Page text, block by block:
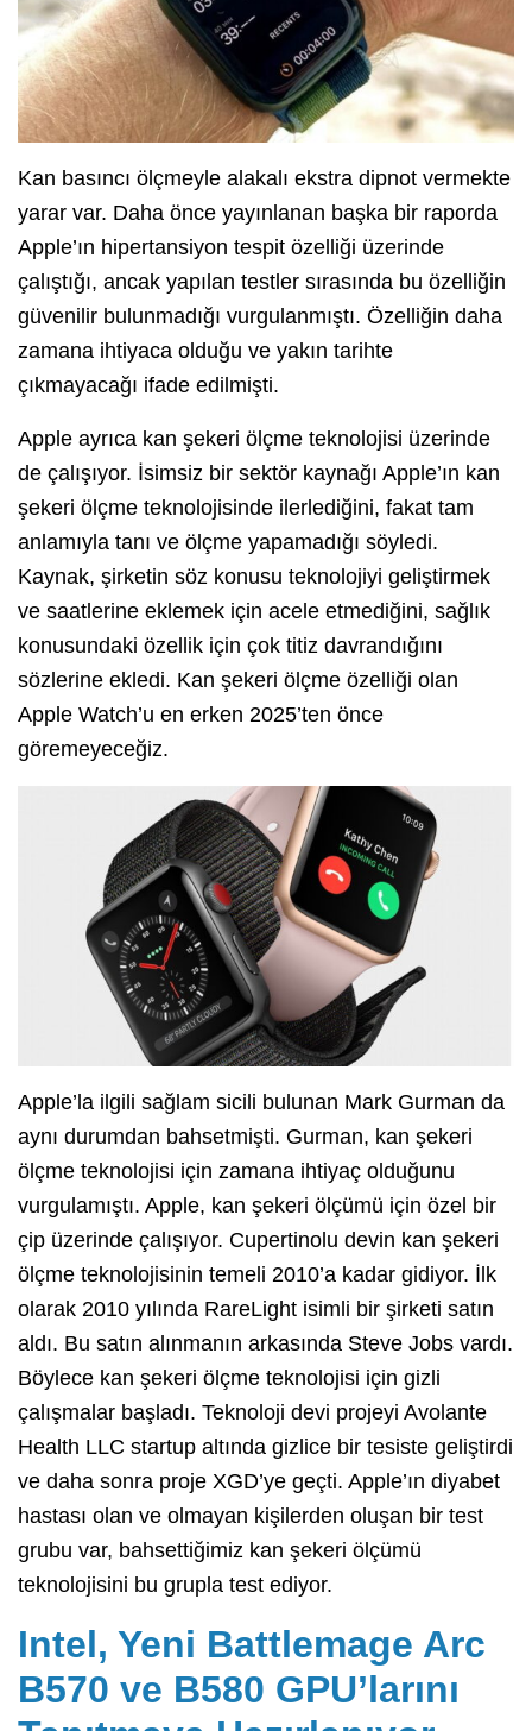
Kan basıncı ölçmeyle alakalı ekstra dipnot vermekte
yarar var. Daha önce yayınlanan başka bir raporda
Apple’ın hipertansiyon tespit özelliği üzerinde
çalıştığı, ancak yapılan testler sırasında bu özelliğin
güvenilir bulunmadığı vurgulanmıştı. Özelliğin daha
zamana ihtiyaca olduğu ve yakın tarihte
çıkmayacağı ifade edilmişti.
Apple ayrıca kan şekeri ölçme teknolojisi üzerinde
de çalışıyor. İsimsiz bir sektör kaynağı Apple’ın kan
şekeri ölçme teknolojisinde ilerlediğini, fakat tam
anlamıyla tanı ve ölçme yapamadığı söyledi.
Kaynak, şirketin söz konusu teknolojiyi geliştirmek
ve saatlerine eklemek için acele etmediğini, sağlık
konusundaki özellik için çok titiz davrandığını
sözlerine ekledi. Kan şekeri ölçme özelliği olan
Apple Watch’u en erken 2025’ten önce
göremeyeceğiz.
Apple’la ilgili sağlam sicili bulunan Mark Gurman da
aynı durumdan bahsetmişti. Gurman, kan şekeri
ölçme teknolojisi için zamana ihtiyaç olduğunu
vurgulamıştı. Apple, kan şekeri ölçümü için özel bir
çip üzerinde çalışıyor. Cupertinolu devin kan şekeri
ölçme teknolojisinin temeli 2010’a kadar gidiyor. İlk
olarak 2010 yılında RareLight isimli bir şirketi satın
aldı. Bu satın alınmanın arkasında Steve Jobs vardı.
Böylece kan şekeri ölçme teknolojisi için gizli
çalışmalar başladı. Teknoloji devi projeyi Avolante
Health LLC startup altında gizlice bir tesiste geliştirdi
ve daha sonra proje XGD’ye geçti. Apple’ın diyabet
hastası olan ve olmayan kişilerden oluşan bir test
grubu var, bahsettiğimiz kan şekeri ölçümü
teknolojisini bu grupla test ediyor.
Intel, Yeni Battlemage Arc
B570 ve B580 GPU’larını